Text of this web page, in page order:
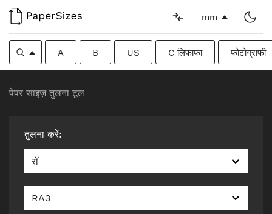
mm
A B US C लिफाफा फोटोग्राफी
पेपर साइज़ तुलना टूल
तुलना करें:
रॉ
RA3